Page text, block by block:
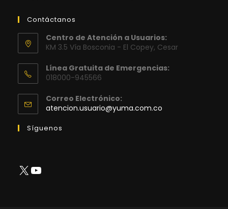
Contáctanos
Centro de Atención a Usuarios:
KM 3.5 Vía Bosconia - El Copey, Cesar
Línea Gratuita de Emergencias:
018000-945566
Correo Electrónico:
atencion.usuario@yuma.com.co
Síguenos
X YouTube